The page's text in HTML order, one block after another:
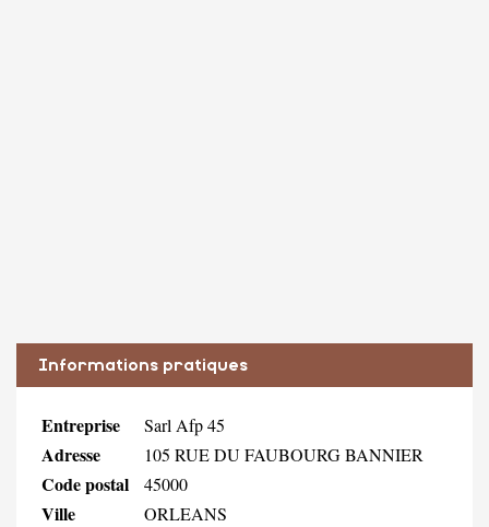
Informations pratiques
Entreprise Sarl Afp 45
Adresse 105 RUE DU FAUBOURG BANNIER
Code postal 45000
Ville ORLEANS